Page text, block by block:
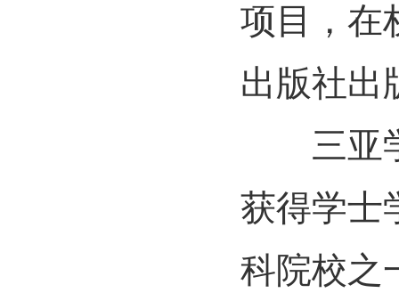
项目，在
出版社出
三亚学
获得学士
科院校之